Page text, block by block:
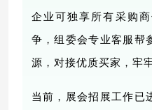
企业可独享所有采购
争，组委会专业客服帮
源，对接优质买家，牢
当前，展会招展工作已